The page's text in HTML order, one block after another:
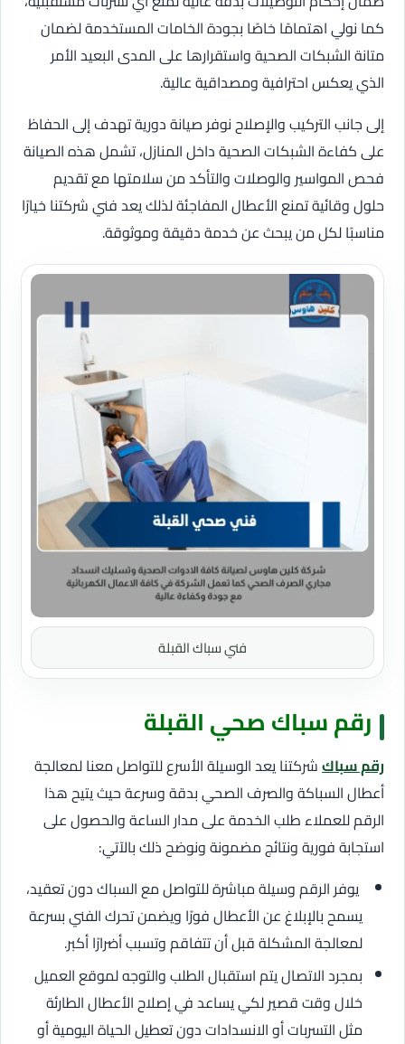
كما نولي اهتمامًا خاصًا بجودة الخامات المستخدمة لضمان
متانة الشبكات الصحية واستقرارها على المدى البعيد الأمر
الذي يعكس احترافية ومصداقية عالية.
إلى جانب التركيب والإصلاح نوفر صيانة دورية تهدف إلى الحفاظ
على كفاءة الشبكات الصحية داخل المنازل، تشمل هذه الصيانة
فحص المواسير والوصلات والتأكد من سلامتها مع تقديم
حلول وقائية تمنع الأعطال المفاجئة لذلك يعد فني شركتنا خيارًا
مناسبًا لكل من يبحث عن خدمة دقيقة وموثوقة.
فني سباك القبلة
رقم سباك صحي القبلة
رقم سباكشركتنا يعد الوسيلة الأسرع للتواصل معنا لمعالجة
أعطال السباكة والصرف الصحي بدقة وسرعة حيث يتيح هذا
الرقم للعملاء طلب الخدمة على مدار الساعة والحصول على
استجابة فورية ونتائج مضمونة ونوضح ذلك بالآتي:
يوفر الرقم وسيلة مباشرة للتواصل مع السباك دون تعقيد،
يسمح بالإبلاغ عن الأعطال فورًا ويضمن تحرك الفني بسرعة
لمعالجة المشكلة قبل أن تتفاقم وتسبب أضرارًا أكبر.
بمجرد الاتصال يتم استقبال الطلب والتوجه لموقع العميل
خلال وقت قصير لكي يساعد في إصلاح الأعطال الطارئة
مثل التسربات أو الانسدادات دون تعطيل الحياة اليومية أو